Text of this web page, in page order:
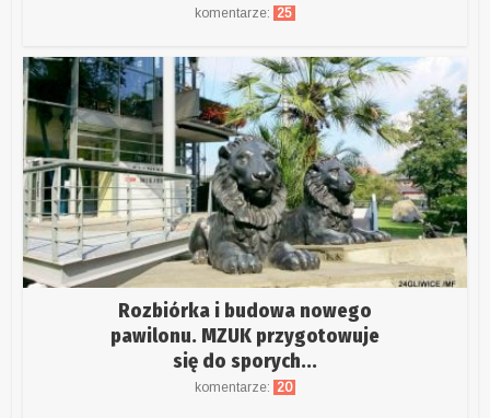
komentarze: 25
Rozbiórka i budowa nowego
pawilonu. MZUK przygotowuje
się do sporych...
komentarze: 20